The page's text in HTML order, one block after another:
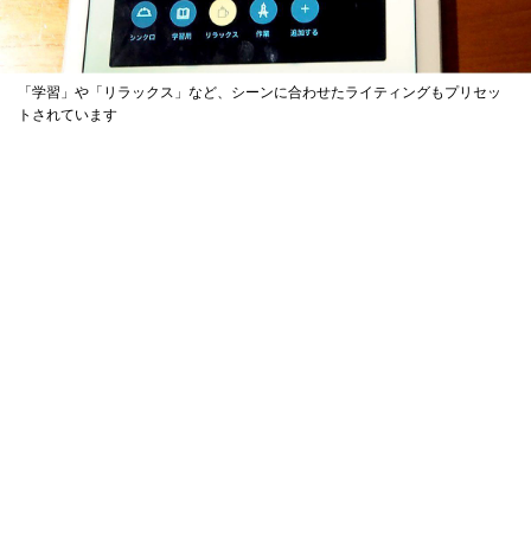
「学習」や「リラックス」など、シーンに合わせたライティングもプリセッ
トされています